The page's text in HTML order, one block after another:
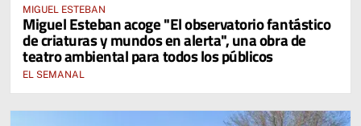
MIGUEL ESTEBAN
Miguel Esteban acoge "El observatorio fantástico
de criaturas y mundos en alerta", una obra de
teatro ambiental para todos los públicos
EL SEMANAL